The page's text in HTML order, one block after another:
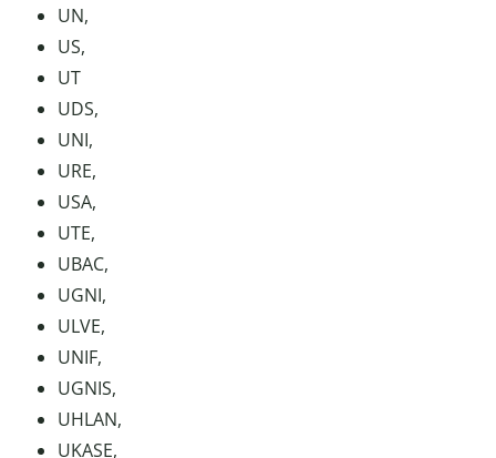
UN,
US,
UT
UDS,
UNI,
URE,
USA,
UTE,
UBAC,
UGNI,
ULVE,
UNIF,
UGNIS,
UHLAN,
UKASE,